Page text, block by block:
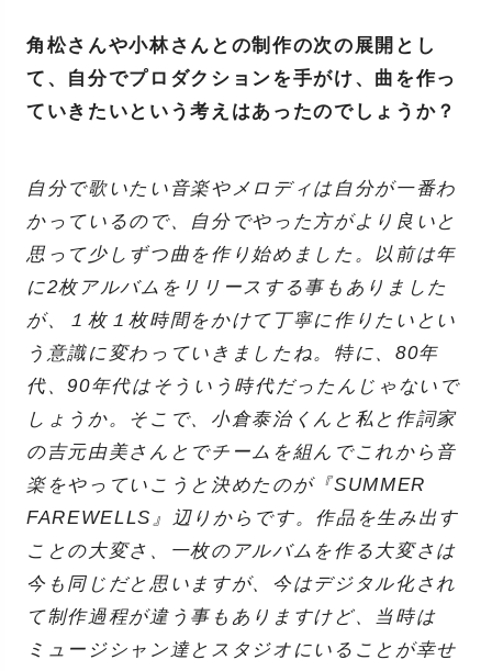
角松さんや小林さんとの制作の次の展開とし
て、自分でプロダクションを手がけ、曲を作っ
ていきたいという考えはあったのでしょうか？
自分で歌いたい音楽やメロディは自分が一番わ
かっているので、自分でやった方がより良いと
思って少しずつ曲を作り始めました。以前は年
に2枚アルバムをリリースする事もありました
が、１枚１枚時間をかけて丁寧に作りたいとい
う意識に変わっていきましたね。特に、80年
代、90年代はそういう時代だったんじゃないで
しょうか。そこで、小倉泰治くんと私と作詞家
の吉元由美さんとでチームを組んでこれから音
楽をやっていこうと決めたのが『SUMMER
FAREWELLS』辺りからです。作品を生み出す
ことの大変さ、一枚のアルバムを作る大変さは
今も同じだと思いますが、今はデジタル化され
て制作過程が違う事もありますけど、当時は
ミュージシャン達とスタジオにいることが幸せ